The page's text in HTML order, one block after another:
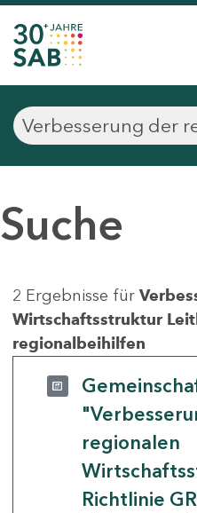
Suche
2 Ergebnisse für
Wirtschaftsstruktur
regionalbeihilfen
regionalen
Richtlinie